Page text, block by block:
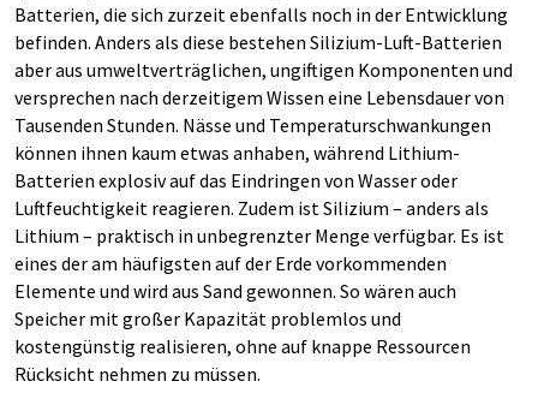
Batterien, die sich zurzeit ebenfalls noch in der Entwicklung
befinden. Anders als diese bestehen Silizium-Luft-Batterien
aber aus umweltverträglichen, ungiftigen Komponenten und
versprechen nach derzeitigem Wissen eine Lebensdauer von
Tausenden Stunden. Nässe und Temperaturschwankungen
können ihnen kaum etwas anhaben, während Lithium-
Batterien explosiv auf das Eindringen von Wasser oder
Luftfeuchtigkeit reagieren. Zudem ist Silizium – anders als
Lithium – praktisch in unbegrenzter Menge verfügbar. Es ist
eines der am häufigsten auf der Erde vorkommenden
Elemente und wird aus Sand gewonnen. So wären auch
Speicher mit großer Kapazität problemlos und
kostengünstig realisieren, ohne auf knappe Ressourcen
Rücksicht nehmen zu müssen.